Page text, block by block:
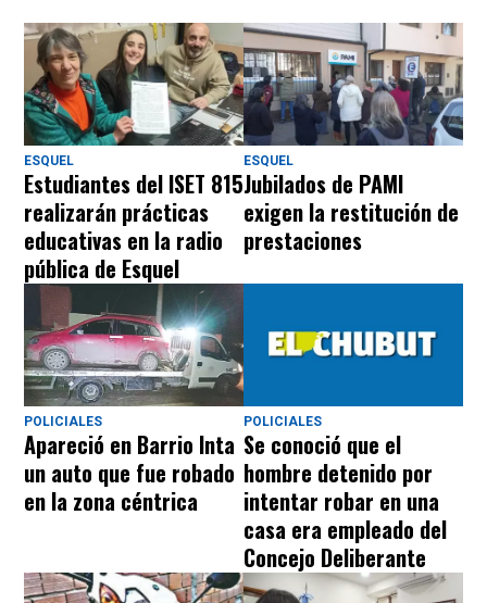
ESQUEL
Estudiantes del ISET 815
realizarán prácticas
educativas en la radio
pública de Esquel
ESQUEL
Jubilados de PAMI
exigen la restitución de
prestaciones
POLICIALES
Apareció en Barrio Inta
un auto que fue robado
en la zona céntrica
POLICIALES
Se conoció que el
hombre detenido por
intentar robar en una
casa era empleado del
Concejo Deliberante